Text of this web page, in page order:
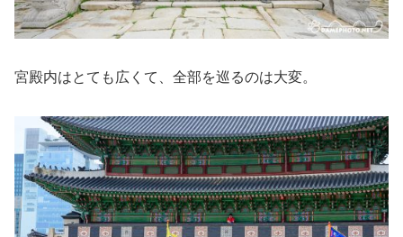
宮殿内はとても広くて、全部を巡るのは大変。